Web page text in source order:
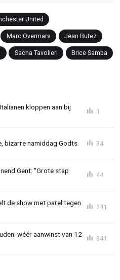
United
Marc Overmars Jean Butez
Sacha Tavolieri Brice Samba
kloppen aan bij
1
bizarre namiddag Godts 34
Gent: "Grote stap
44
de show met parel tegen
241
wéér aanwinst van 12
841